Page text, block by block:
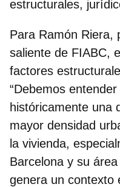
estructurales,
Para Ramón Riera,
saliente de FIABC,
factores
“Debemos
históricamente una
mayor densidad
la vivienda,
Barcelona y su
genera un contexto